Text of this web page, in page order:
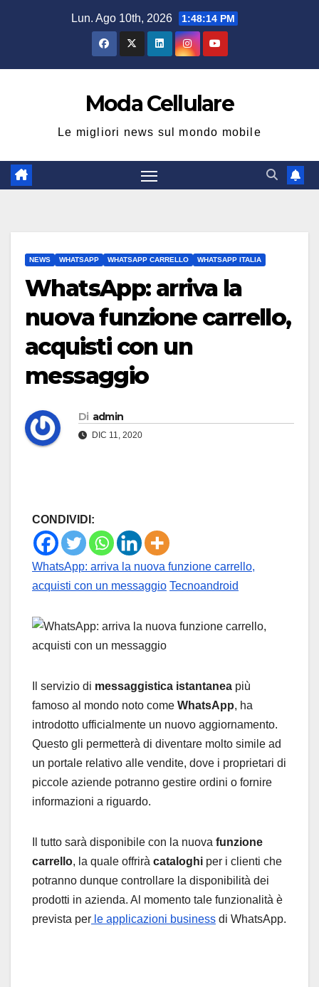
Lun. Ago 10th, 2026 1:48:15 PM
Moda Cellulare
Le migliori news sul mondo mobile
NEWS WHATSAPP WHATSAPP CARRELLO WHATSAPP ITALIA
WhatsApp: arriva la
nuova funzione carrello,
acquisti con un
messaggio
Di admin
DIC 11, 2020
CONDIVIDI:
WhatsApp: arriva la nuova funzione carrello,
acquisti con un messaggio Tecnoandroid
Il servizio di messaggistica istantanea più
famoso al mondo noto come WhatsApp, ha
introdotto ufficialmente un nuovo aggiornamento.
Questo gli permetterà di diventare molto simile ad
un portale relativo alle vendite, dove i proprietari di
piccole aziende potranno gestire ordini o fornire
informazioni a riguardo.
Il tutto sarà disponibile con la nuova funzione
carrello, la quale offrirà cataloghi per i clienti che
potranno dunque controllare la disponibilità dei
prodotti in azienda. Al momento tale funzionalità è
prevista per le applicazioni business di WhatsApp.